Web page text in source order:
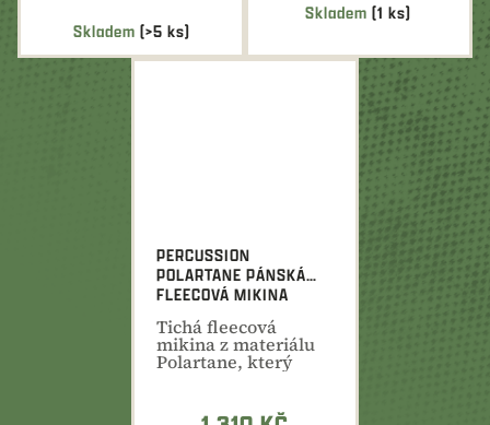
Skladem (>5 ks)
Průměrné
produktu
Skladem(1 ks)
PERCUSSION
POLARTANE PÁNSKÁ
FLEECOVÁ MIKINA
Tichá fleecová
mikina z materiálu
Polartane, který
poskytne dostatečné